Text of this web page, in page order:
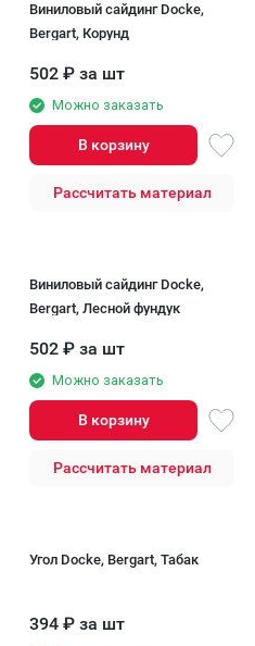
Виниловый сайдинг Docke,
Bergart, Корунд
502 ₽ за шт
Можно заказать
В корзину
Рассчитать материал
Виниловый сайдинг Docke,
Bergart, Лесной фундук
502 ₽ за шт
Можно заказать
В корзину
Рассчитать материал
Угол Docke, Bergart, Табак
394 ₽ за шт